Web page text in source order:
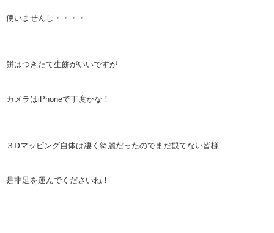
使いませんし・・・・
餅はつきたて生餅がいいですが
カメラはiPhoneで丁度かな！
３Ⅾマッピング自体は凄く綺麗だったのでまだ観てない皆様
是非足を運んでくださいね！